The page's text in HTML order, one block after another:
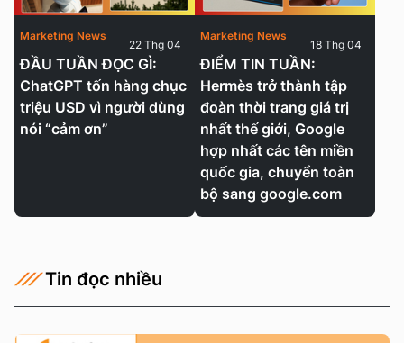
ĐẦU TUẦN ĐỌC GÌ:
ChatGPT tốn hàng chục
triệu USD vì người dùng
nói “cảm ơn”
Marketing News
22 Thg 04
ĐIỂM TIN TUẦN:
Hermès trở thành tập
đoàn thời trang giá trị
nhất thế giới, Google
hợp nhất các tên miền
quốc gia, chuyển toàn
bộ sang google.com
Marketing News
18 Thg 04
Tin đọc nhiều